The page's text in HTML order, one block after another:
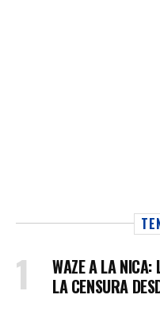
WAZE A LA NICA:
LA CENSURA